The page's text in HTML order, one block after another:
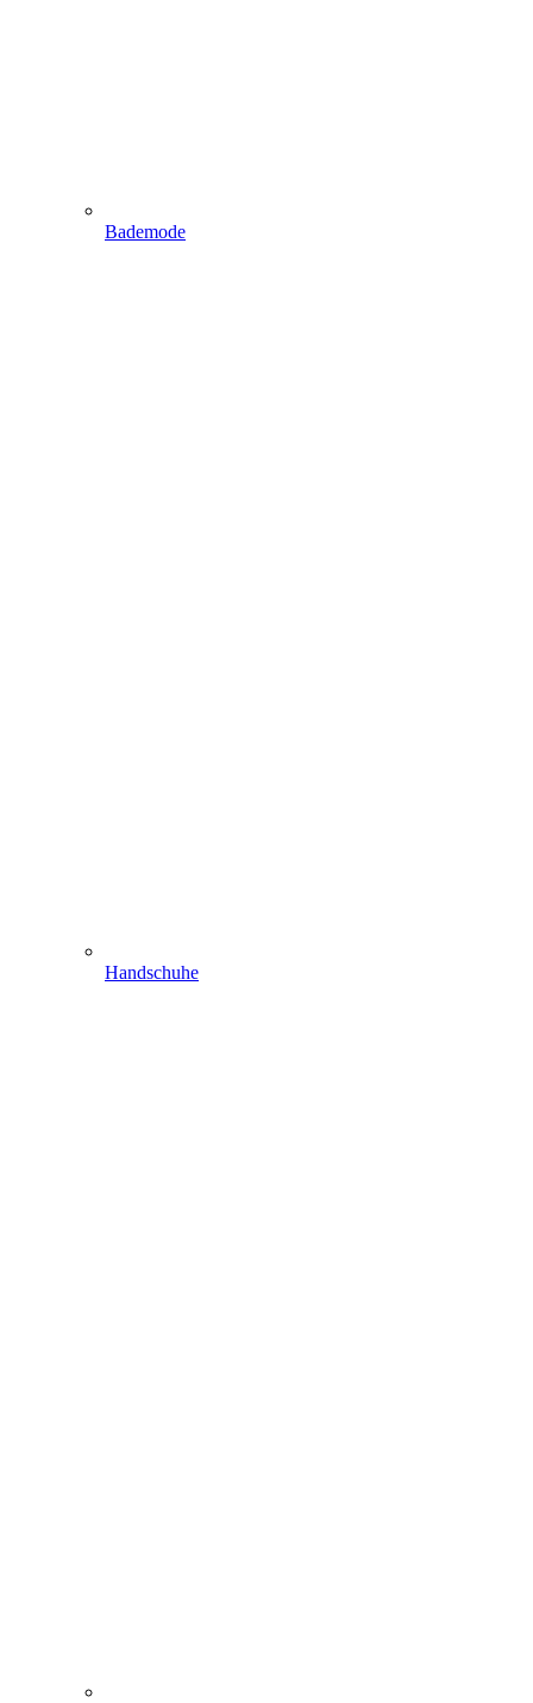
Bademode
Handschuhe